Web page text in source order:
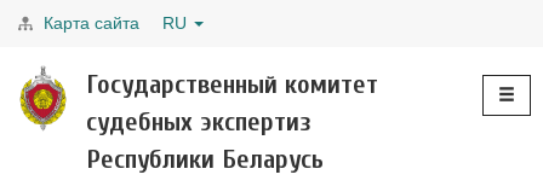
Карта сайта RU
Государственный комитет
судебных экспертиз
Республики Беларусь